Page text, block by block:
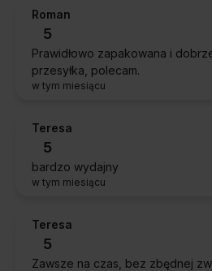
Roman
5
Prawidłowo zapakowana i
przesyłka, polecam.
w tym miesiącu
Teresa
5
bardzo wydajny
w tym miesiącu
Teresa
5
Zawsze na czas, bez zbędnej